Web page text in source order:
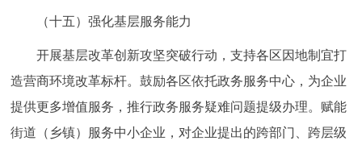
（十五）强化基层服务能力
开展基层改革创新攻坚突破行动，支持各区因地制宜打
造营商环境改革标杆。鼓励各区依托政务服务中心，为企业
提供更多增值服务，推行政务服务疑难问题提级办理。赋能
街道（乡镇）服务中小企业，对企业提出的跨部门、跨层级